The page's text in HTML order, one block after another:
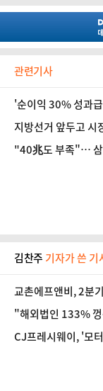
관련기사
'순이익 30% 성과
답했다 [인터뷰]
지방선거 앞두고
운동"
"40兆도 부족"… 삼
김찬주 기자가 쓴 기
교촌에프앤비, 2분
"해외법인 133%
CJ프레시웨이, '모